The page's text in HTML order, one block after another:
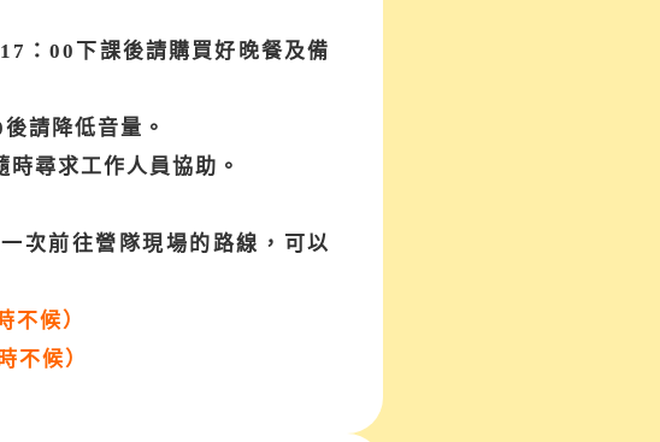
：00下課後請購買好晚餐及備
請降低音量。
尋求工作人員協助。
次前往營隊現場的路線，可以
不候）
不候）